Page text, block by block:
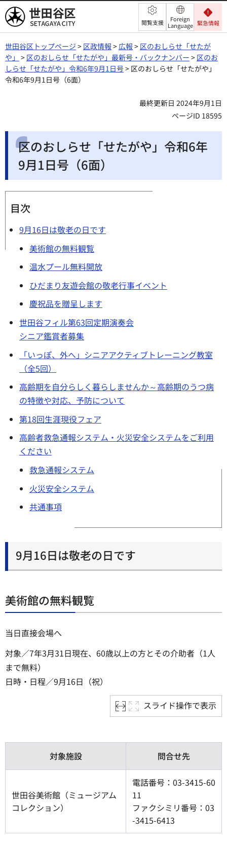
世田谷区 閲覧支援
Foreign
Language 緊急情報
世田谷区トップページ > 区政情報 >広報 > 区のおしらせ「せたが
や」 > 区のおしらせ「せたがや」最新号・バックナンバー > 区のお
しらせ「せたがや」令和6年9月1日号> 区のおしらせ「せたがや」
令和6年9月1日号（6面）
最終更新日 2024年9月1日
ページID 18595
区のおしらせ「せたがや」令和6年
9月1日号（6面）
目次
9月16日は敬老の日です
美術館の無料観覧
温水プール無料開放
ひだまり友遊会館の敬老行事イベント
慶祝品を贈呈します
世田谷フィル第63回定期演奏会
シニア鑑賞者募集
「いっぽ、外へ」シニアアクティブトレーニング教室
（全5回）
高齢期を自分らしく暮らしませんか～高齢期のうつ病
の特徴や対応、予防について
第18回生涯現役フェア
高齢者救急通報システム・火災安全システムをご利用
ください
救急通報システム
火災安全システム
共通事項
9月16日は敬老の日です
美術館の無料観覧
当日直接会場へ
対象／7年3月31日現在、60歳以上の方とその介助者（1人
まで無料）
日時・日程／9月16日（祝）
スライド操作で表示
対象施設 問合せ先
世田谷美術館（ミュージアム
コレクション）
電話番号：03-3415-60
11
ファクシミリ番号：03
-3415-6413